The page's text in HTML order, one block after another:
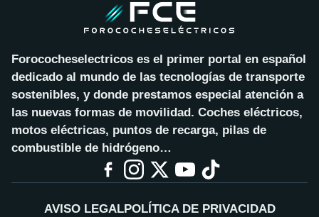
Forococheselectricos es el primer portal en español
dedicado al mundo de las tecnologías de transporte
sostenibles, y donde prestamos especial atención a
las nuevas formas de movilidad. Coches eléctricos,
motos eléctricas, puntos de recarga, pilas de
combustible de hidrógeno…
AVISO LEGALPOLÍTICA DE PRIVACIDAD